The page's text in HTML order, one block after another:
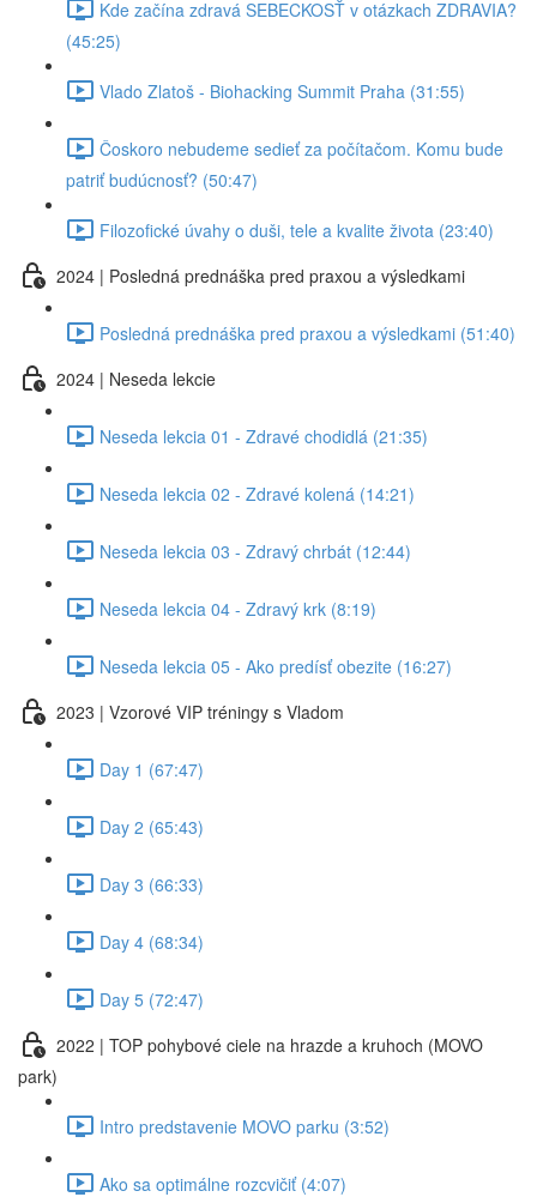
Kde začína zdravá SEBECKOSŤ v otázkach ZDRAVIA?
(45:25)
Vlado Zlatoš - Biohacking Summit Praha (31:55)
Čoskoro nebudeme sedieť za počítačom. Komu bude
patriť budúcnosť? (50:47)
Filozofické úvahy o duši, tele a kvalite života (23:40)
2024 | Posledná prednáška pred praxou a výsledkami
Posledná prednáška pred praxou a výsledkami (51:40)
2024 | Neseda lekcie
Neseda lekcia 01 - Zdravé chodidlá (21:35)
Neseda lekcia 02 - Zdravé kolená (14:21)
Neseda lekcia 03 - Zdravý chrbát (12:44)
Neseda lekcia 04 - Zdravý krk (8:19)
Neseda lekcia 05 - Ako predísť obezite (16:27)
2023 | Vzorové VIP tréningy s Vladom
Day 1 (67:47)
Day 2 (65:43)
Day 3 (66:33)
Day 4 (68:34)
Day 5 (72:47)
2022 | TOP pohybové ciele na hrazde a kruhoch (MOVO
park)
Intro predstavenie MOVO parku (3:52)
Ako sa optimálne rozcvičiť (4:07)